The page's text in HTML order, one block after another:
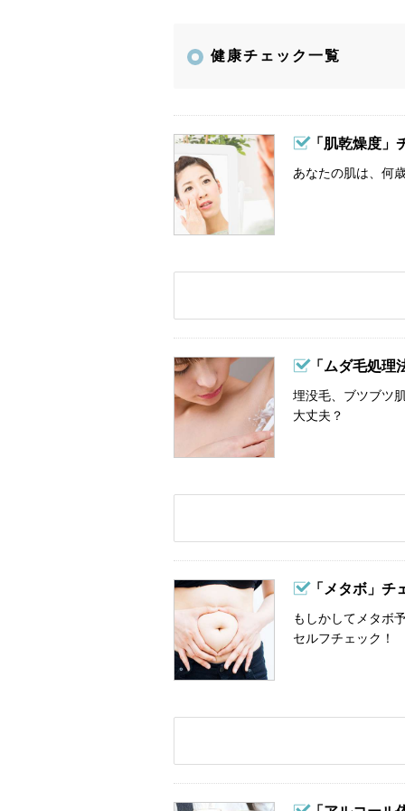
健康チェック一覧
「肌乾燥度」
あなたの肌は、何
「ムダ毛処理
埋没毛、ブツブツ
大丈夫？
「メタボ」チ
もしかしてメタボ
セルフチェック！